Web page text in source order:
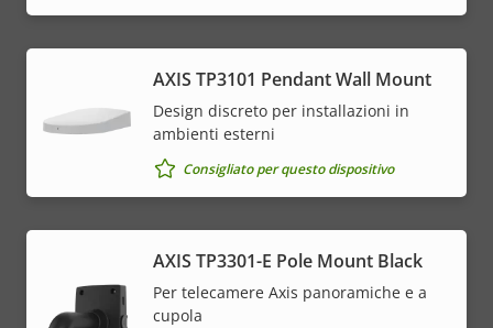
AXIS TP3101 Pendant Wall Mount
Design discreto per installazioni in
ambienti esterni
Consigliato per questo dispositivo
AXIS TP3301-E Pole Mount Black
Per telecamere Axis panoramiche e a
cupola